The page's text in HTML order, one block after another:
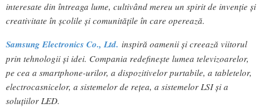
interesate din întreaga lume, cultivând mereu un spirit de invenție și
creativitate în școlile și comunitățile în care operează.
Samsung Electronics Co., Ltd. inspiră oamenii și creează viitorul
prin tehnologii și idei. Compania redefinește lumea televizoarelor,
pe cea a smartphone-urilor, a dispozitivelor purtabile, a tabletelor,
electrocasnicelor, a sistemelor de rețea, a sistemelor LSI și a
soluțiilor LED.